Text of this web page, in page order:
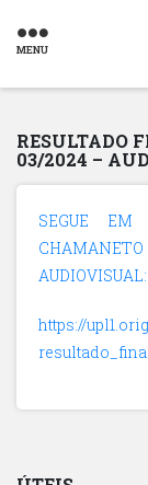
MENU
RESULTADO
03/2024 –
SEGUE EM
AUDIOVISUAL:
https://